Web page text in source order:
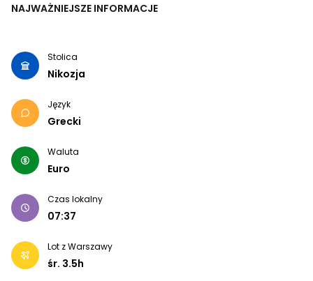
NAJWAŻNIEJSZE INFORMACJE
Stolica
Nikozja
Język
Grecki
Waluta
Euro
Czas lokalny
07:37
Lot z Warszawy
śr. 3.5h